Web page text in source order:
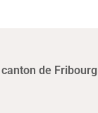
de Fribourg